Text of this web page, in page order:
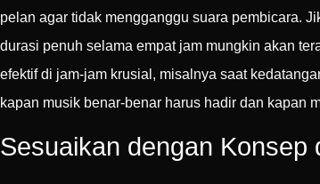
pelan agar tidak mengganggu suara pembicara.
durasi penuh selama empat jam mungkin akan
efektif di jam-jam krusial, misalnya saat
kapan musik benar-benar harus hadir dan kapan
Sesuaikan dengan Konsep